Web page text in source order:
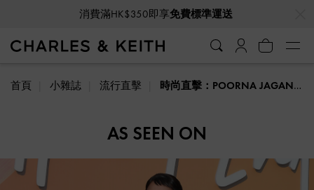
消費滿HK$350即享免費標準運送
首頁 小雜誌 流行直擊 時尚直擊：POORNA JAGANNATHAN
AS SEEN ON